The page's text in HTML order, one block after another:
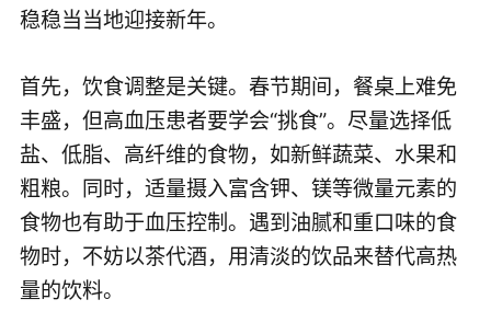
稳稳当当地迎接新年。
首先，饮食调整是关键。春节期间，餐桌上难免
丰盛，但高血压患者要学会“挑食”。尽量选择低
盐、低脂、高纤维的食物，如新鲜蔬菜、水果和
粗粮。同时，适量摄入富含钾、镁等微量元素的
食物也有助于血压控制。遇到油腻和重口味的食
物时，不妨以茶代酒，用清淡的饮品来替代高热
量的饮料。